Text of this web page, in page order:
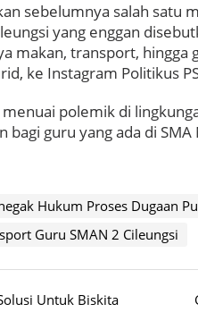
sebelumnya salah satu
yang enggan
makan, transport, hingga
ke Instagram Politikus
polemik di
bagi guru yang ada di
Hukum Proses Dugaan
Guru SMAN 2 Cileungsi
Untuk Biskita